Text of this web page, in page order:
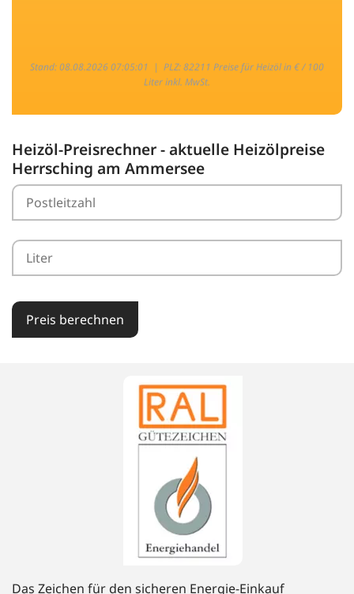
Stand: 08.08.2026 07:05:01 | PLZ: 82211 Preise für Heizöl in € / 100
Liter inkl. MwSt.
Heizöl-Preisrechner - aktuelle Heizölpreise
Herrsching am Ammersee
Preis berechnen
Das Zeichen für den sicheren Energie-Einkauf